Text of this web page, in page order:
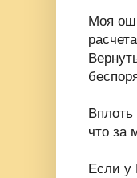
Моя
что за
Если у